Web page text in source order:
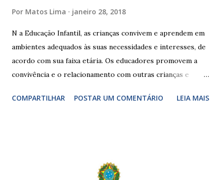
Por Matos Lima janeiro 28, 2018
N a Educação Infantil, as crianças convivem e aprendem em
ambientes adequados às suas necessidades e interesses, de
acordo com sua faixa etária. Os educadores promovem a
convivência e o relacionamento com outras crianças e
garantir o direito das crianças a uma educação integral e de
crianças de zero a 3 anos e 11 meses; – EMEIs - Escolas
COMPARTILHAR POSTAR UM COMENTÁRIO LEIA MAIS